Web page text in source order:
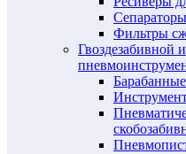
Сепараторы
Фильтры
Гвоздезабивной